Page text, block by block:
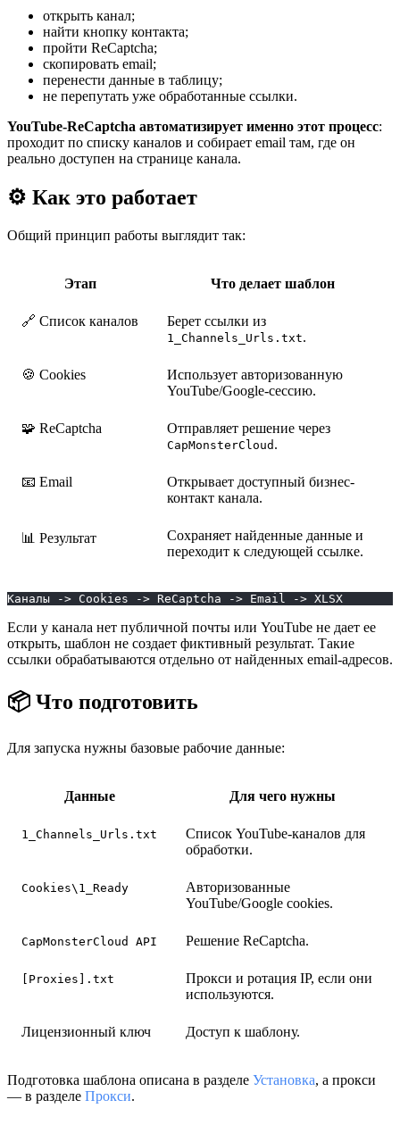
открыть канал;
найти кнопку контакта;
пройти ReCaptcha;
скопировать email;
перенести данные в таблицу;
не перепутать уже обработанные ссылки.
YouTube-ReCaptcha автоматизирует именно этот процесс:
проходит по списку каналов и собирает email там, где он
реально доступен на странице канала.
⚙️ Как это работает
Общий принцип работы выглядит так:
Этап Что делает шаблон
🔗 Список каналов Берет ссылки из
1_Channels_Urls.txt.
🍪 Cookies
Использует авторизованную
YouTube/Google-сессию.
🧩 ReCaptcha Отправляет решение через
CapMonsterCloud .
📧 Email
Открывает доступный бизнес-
контакт канала.
📊 Результат
Сохраняет найденные данные и
переходит к следующей ссылке.
Каналы -> Cookies -> ReCaptcha -> Email -> XLSX
Если у канала нет публичной почты или YouTube не дает ее
открыть, шаблон не создает фиктивный результат. Такие
ссылки обрабатываются отдельно от найденных email-адресов.
📦 Что подготовить
Для запуска нужны базовые рабочие данные:
Данные Для чего нужны
1_Channels_Urls.txt
Список YouTube-каналов для
обработки.
Cookies\1_Ready
Авторизованные
YouTube/Google cookies.
CapMonsterCloud API Решение ReCaptcha.
[Proxies].txt
Прокси и ротация IP, если они
используются.
Лицензионный ключ Доступ к шаблону.
Подготовка шаблона описана в разделе Установка, а прокси
— в разделе Прокси.